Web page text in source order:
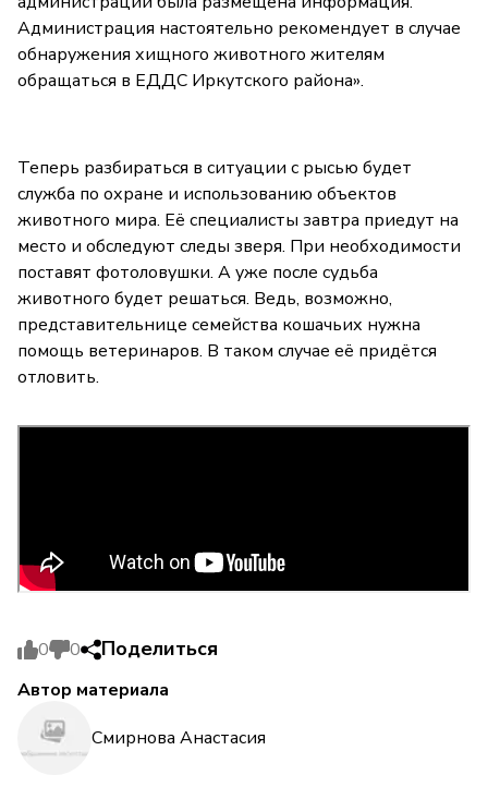
Администрация настоятельно рекомендует в случае
обнаружения хищного животного жителям
обращаться в ЕДДС Иркутского района».
Теперь разбираться в ситуации с рысью будет
служба по охране и использованию объектов
животного мира. Её специалисты завтра приедут на
место и обследуют следы зверя. При необходимости
поставят фотоловушки. А уже после судьба
животного будет решаться. Ведь, возможно,
представительнице семейства кошачьих нужна
помощь ветеринаров. В таком случае её придётся
отловить.
0 0 Поделиться
Автор материала
Смирнова Анастасия